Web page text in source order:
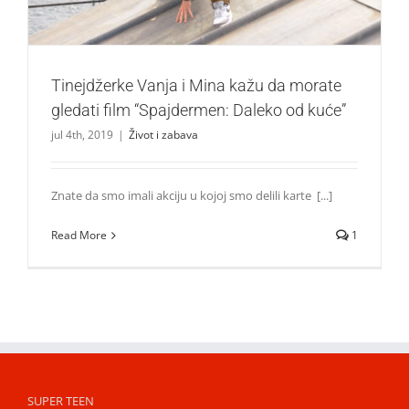
Tinejdžerke Vanja i Mina kažu da morate
gledati film “Spajdermen: Daleko od kuće”
jul 4th, 2019 | Život i zabava
Znate da smo imali akciju u kojoj smo delili karte [...]
Read More 1
SUPER TEEN